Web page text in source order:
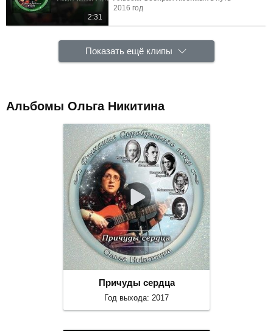
2:31
2016 год
Показать ещё клипы
Альбомы Ольга Никитина
Причуды сердца
Год выхода: 2017